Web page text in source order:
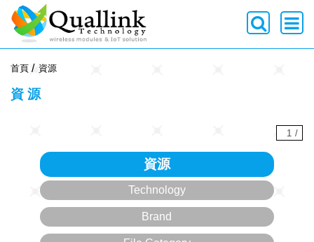
首頁 資源
資源
1 /
資源
Technology
Brand